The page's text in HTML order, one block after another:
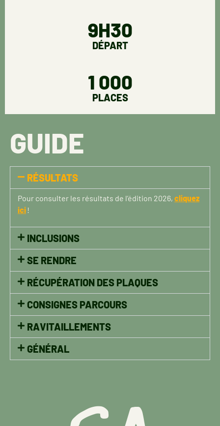
9H30
DÉPART
1 000
PLACES
GUIDE
RÉSULTATS
Pour consulter les résultats de l’édition 2026, cliquez
ici !
INCLUSIONS
SE RENDRE
RÉCUPÉRATION DES PLAQUES
CONSIGNES PARCOURS
RAVITAILLEMENTS
GÉNÉRAL